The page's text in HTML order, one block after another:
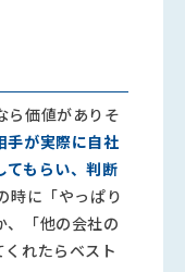
ら価値がありそ
手が実際に自社
てもらい、判断
時に「やっぱり
、「他の会社の
れたらベスト